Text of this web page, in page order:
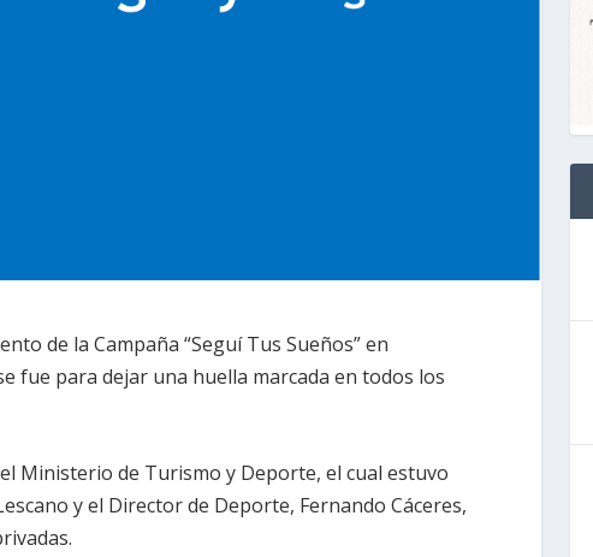
de la Campaña “Seguí Tus Sueños” en
fue para dejar una huella marcada en todos los
Ministerio de Turismo y Deporte, el cual estuvo
y el Director de Deporte, Fernando Cáceres,